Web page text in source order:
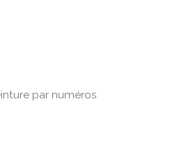
par numéros